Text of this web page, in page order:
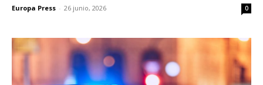
Europa Press - 26 junio, 2026 0